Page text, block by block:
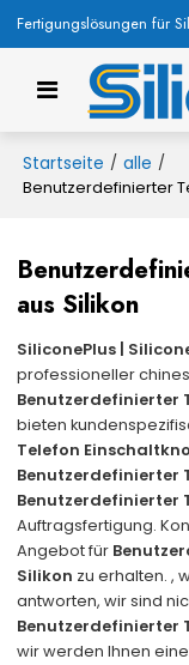
Fertigungslösungen für
Startseite / alle /
Benutzerdefinierter
aus Silikon
SiliconePlus |
professioneller
Benutzerdefinierter
bieten
Telefon
Benutzerdefinierter
Benutzerdefinierter
Auftragsfertigung.
Angebot für
Silikon zu erhalten. ,
antworten, wir sind
Benutzerdefinierter
wir werden Ihnen